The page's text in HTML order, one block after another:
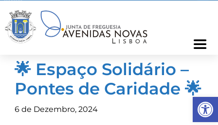
content
Freguesia
🌟 Espaço Solidário –
Pontes de Caridade 🌟
6 de Dezembro, 2024